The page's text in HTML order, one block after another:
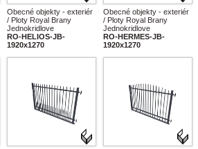
Obecné objekty - exteriér
/ Ploty Royal Brany
Jednokridlove
RO-HELIOS-JB-
1920x1270
Obecné objekty - exteriér
/ Ploty Royal Brany
Jednokridlove
RO-HERMES-JB-
1920x1270